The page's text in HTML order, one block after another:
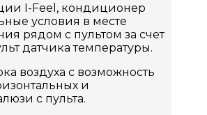
I-Feel, кондиционер
условия в месте
рядом с пультом за счет
датчика температуры.
воздуха с возможность
и
с пульта.